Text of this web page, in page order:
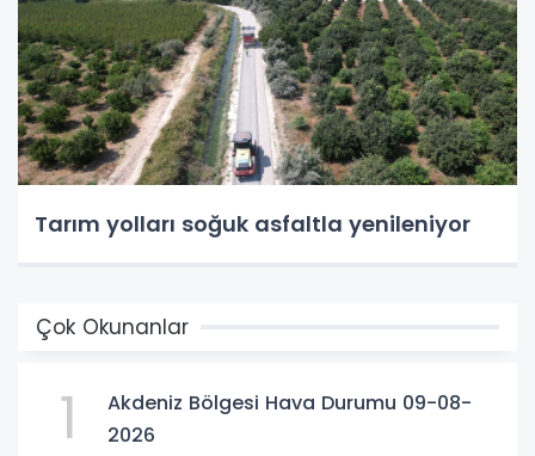
Tarım yolları soğuk asfaltla yenileniyor
Çok Okunanlar
1
Akdeniz Bölgesi Hava Durumu 09-08-
2026